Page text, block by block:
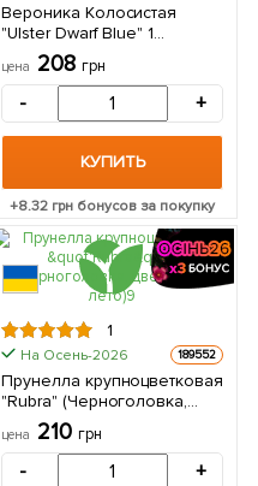
Вероника Колосистая
"Ulster Dwarf Blue" 1
саженец в упаковке
цена 208 грн
- +
КУПИТЬ
+8.32грн бонусов за покупку
1
На Осень-2026 189552
Прунелла крупноцветковая
"Rubra" (Черноголовка,
цветет все лето) 1 саженец
в упаковке
цена 210 грн
- +